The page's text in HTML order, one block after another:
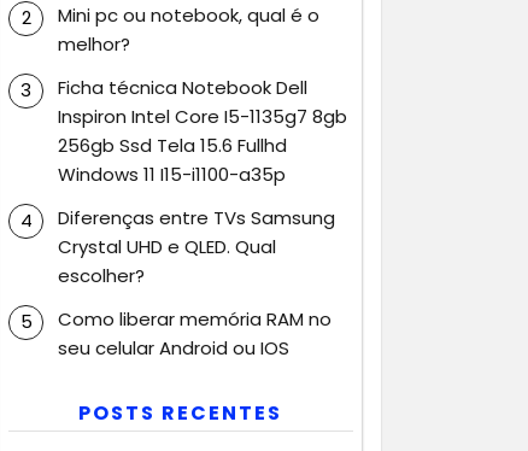
Mini pc ou notebook, qual é o
melhor?
Ficha técnica Notebook Dell
Inspiron Intel Core I5-1135g7 8gb
256gb Ssd Tela 15.6 Fullhd
Windows 11 I15-i1100-a35p
Diferenças entre TVs Samsung
Crystal UHD e QLED. Qual
escolher?
Como liberar memória RAM no
seu celular Android ou IOS
POSTS RECENTES